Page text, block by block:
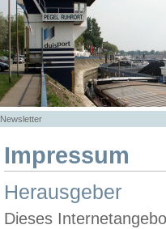
Newsletter
Impressum
Herausgeber
Dieses